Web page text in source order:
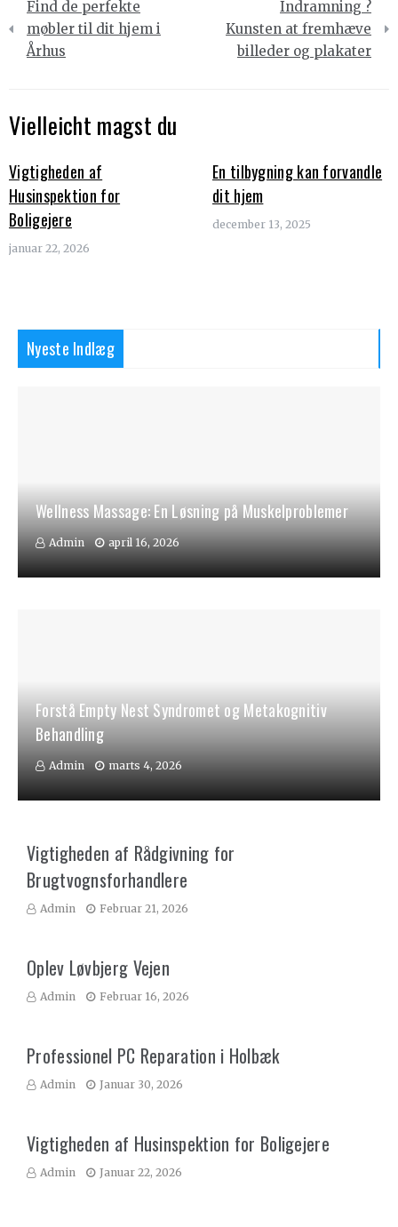
Find de perfekte
møbler til dit hjem i
Århus
Indramning ?
Kunsten at fremhæve
billeder og plakater
Vielleicht magst du
Vigtigheden af
Husinspektion for
Boligejere
januar 22, 2026
En tilbygning kan forvandle
dit hjem
december 13, 2025
Nyeste Indlæg
Wellness Massage: En Løsning på Muskelproblemer
Admin april 16, 2026
Forstå Empty Nest Syndromet og Metakognitiv
Behandling
Admin marts 4, 2026
Vigtigheden af Rådgivning for
Brugtvognsforhandlere
Admin Februar 21, 2026
Oplev Løvbjerg Vejen
Admin Februar 16, 2026
Professionel PC Reparation i Holbæk
Admin Januar 30, 2026
Vigtigheden af Husinspektion for Boligejere
Admin Januar 22, 2026